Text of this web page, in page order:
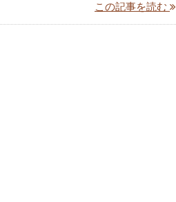
この記事を読む